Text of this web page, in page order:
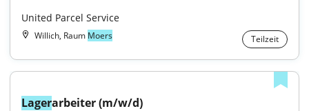
United Parcel Service
Willich, Raum Moers Teilzeit
Lagerarbeiter (m/w/d)